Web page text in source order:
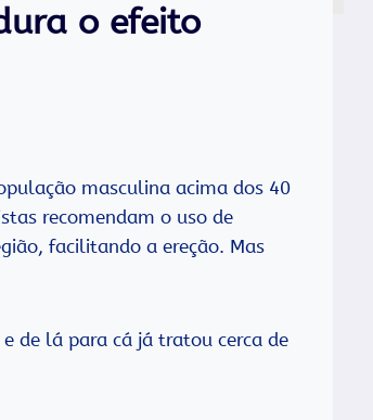
o efeito
masculina acima dos 40
recomendam o uso de
facilitando a ereção. Mas
de lá para cá já tratou cerca de